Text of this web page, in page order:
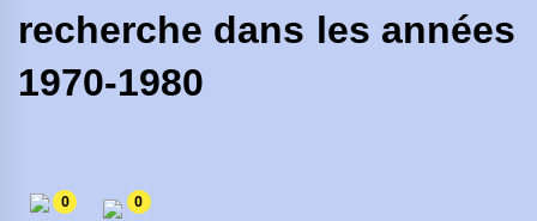
recherche dans les années
1970-1980
0 0